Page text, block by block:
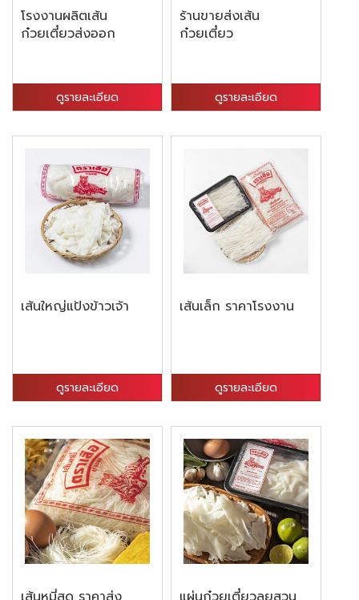
โรงงานผลิตเส้น
ก๋วยเตี๋ยวส่งออก
ดูรายละเอียด
ร้านขายส่งเส้น
ก๋วยเตี๋ยว
ดูรายละเอียด
เส้นใหญ่แป้งข้าวเจ้า
ดูรายละเอียด
เส้นเล็ก ราคาโรงงาน
ดูรายละเอียด